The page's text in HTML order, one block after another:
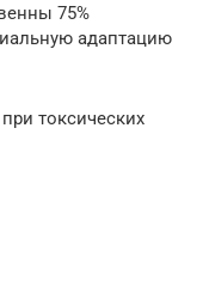
75%
адаптацию
токсических